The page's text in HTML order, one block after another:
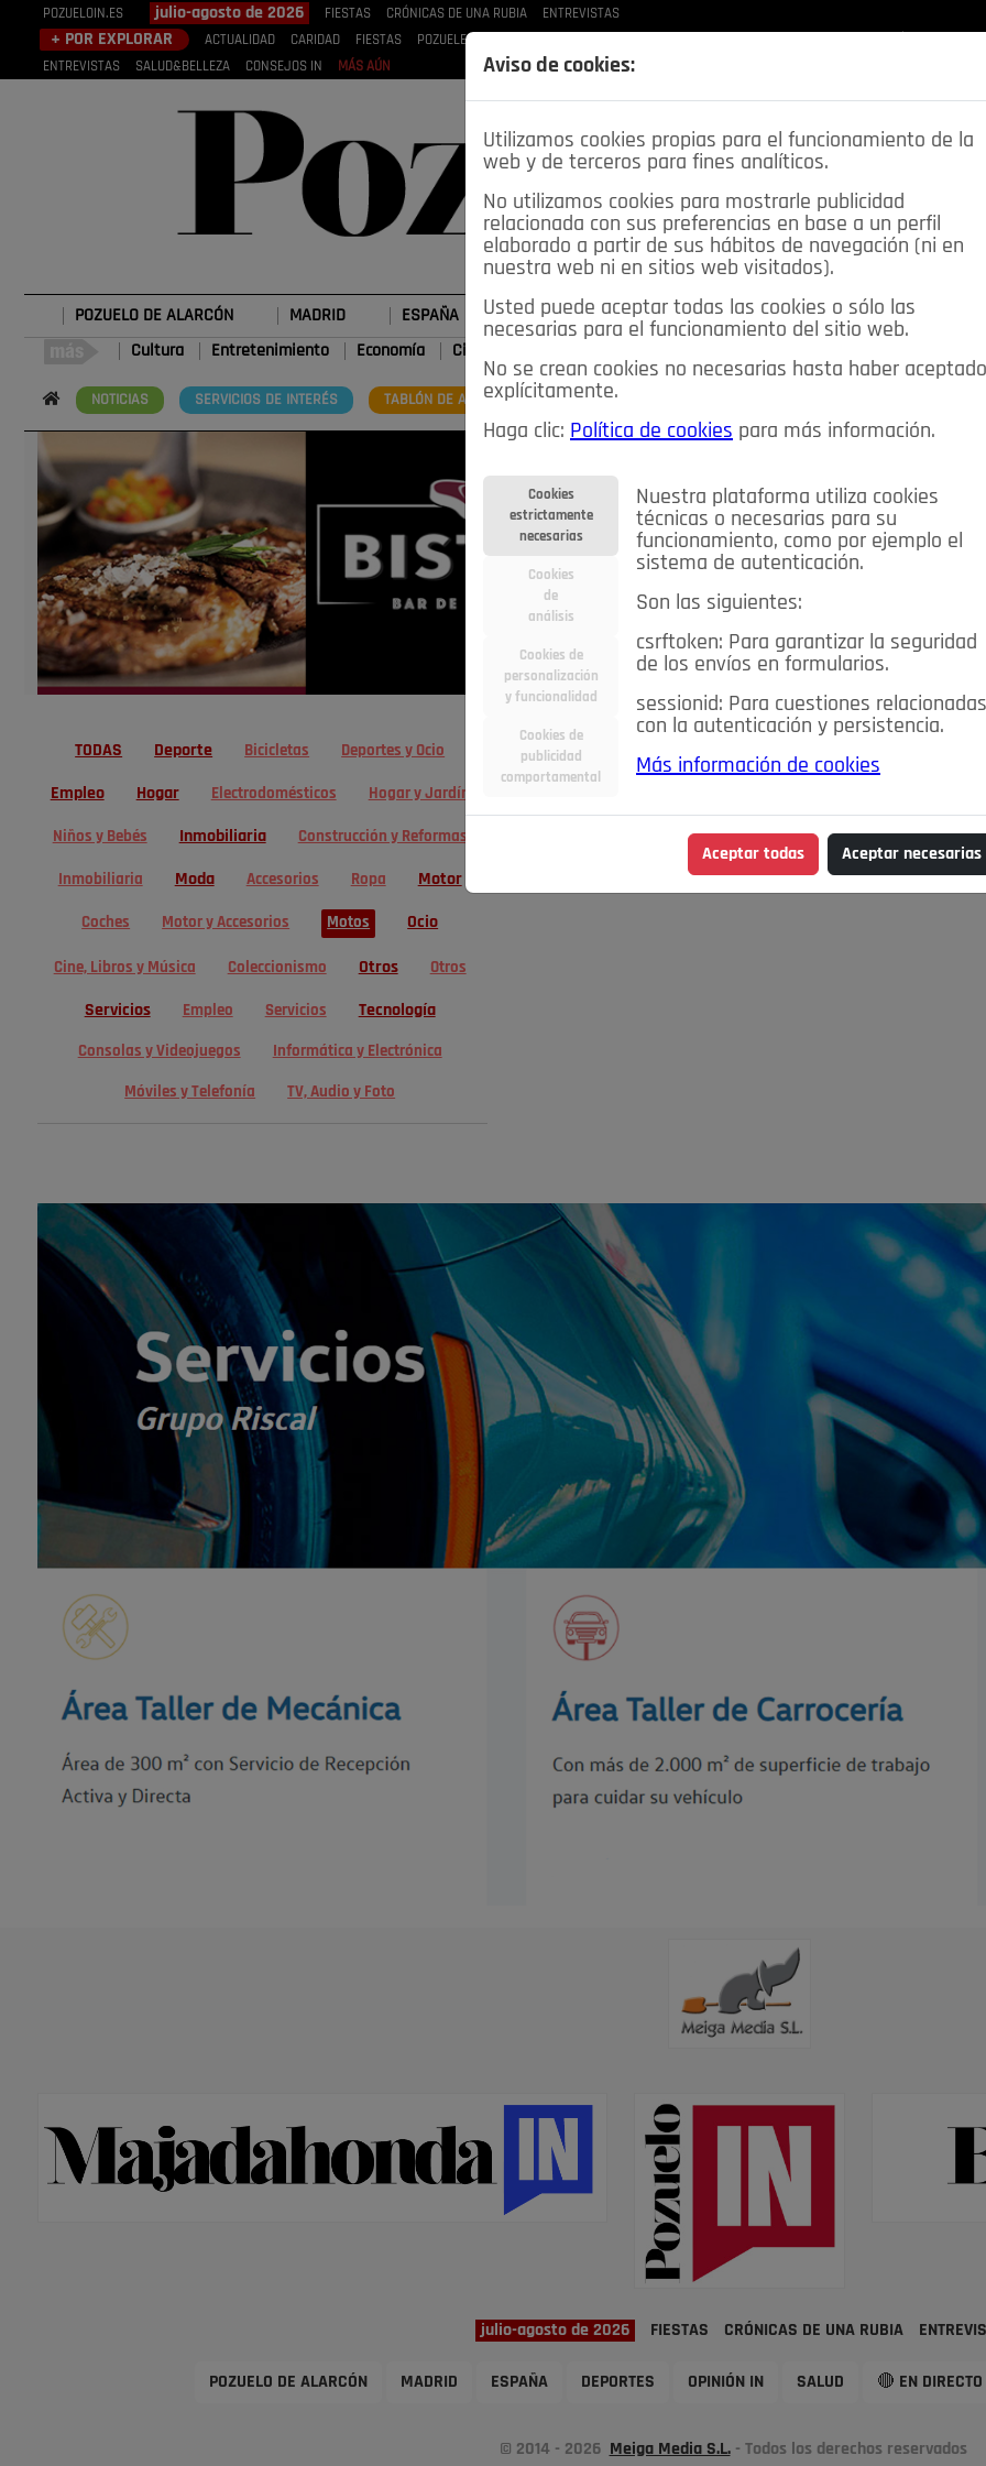
POZUELOIN.ES julio-agosto de 2026 FIESTAS CRÓNICAS DE UNA RUBIA ENTREVISTAS
+ POR EXPLORAR ACTUALIDAD CARIDAD FIESTAS POZUELEROS
ENTREVISTAS
SALUD&BELLEZA CONSEJOS IN MÁS AÚN
POZUELO DE ALARCÓN MADRID ESPAÑA DEPORTES OPINIÓN IN SALUD 🔴 EN DIRECTO
Cultura Entretenimiento Economía Ciencia&Tecnología
NOTICIAS SERVICIOS DE INTERÉS TABLÓN DE ANUNCIOS MIS ANUNCIOS
TODAS Deporte Bicicletas Deportes y Ocio
Empleo Hogar Electrodomésticos Hogar y Jardín
Niños y Bebés Inmobiliaria Construcción y Reformas
Inmobiliaria Moda Accesorios Ropa Motor
Coches Motor y Accesorios Motos Ocio
Cine, Libros y Música Coleccionismo Otros Otros
Servicios Empleo Servicios Tecnología
Consolas y Videojuegos Informática y Electrónica
Móviles y Telefonía TV, Audio y Foto
Aviso de cookies:
Utilizamos cookies propias para el funcionamiento de la
web y de terceros para fines analíticos.
No utilizamos cookies para mostrarle publicidad
relacionada con sus preferencias en base a un perfil
elaborado a partir de sus hábitos de navegación (ni en
nuestra web ni en sitios web visitados).
Usted puede aceptar todas las cookies o sólo las
necesarias para el funcionamiento del sitio web.
No se crean cookies no necesarias hasta haber aceptado
explícitamente.
Haga clic: Política de cookies para más información.
Cookies
estrictamente
necesarias
Cookies
de
análisis
Cookies de
personalización
y funcionalidad
Cookies de
publicidad
comportamental
Nuestra plataforma utiliza cookies
técnicas o necesarias para su
funcionamiento, como por ejemplo el
sistema de autenticación.
Son las siguientes:
csrftoken: Para garantizar la seguridad
de los envíos en formularios.
sessionid: Para cuestiones relacionadas
con la autenticación y persistencia.
Más información de cookies
Aceptar todas Aceptar necesarias
julio-agosto de 2026 FIESTAS CRÓNICAS DE UNA RUBIA
POZUELO DE ALARCÓN MADRID ESPAÑA DEPORTES OPINIÓN IN SALUD 🔴 EN DIRECTO
© 2014 - 2026 Meiga Media S.L.- Todos los derechos reservados